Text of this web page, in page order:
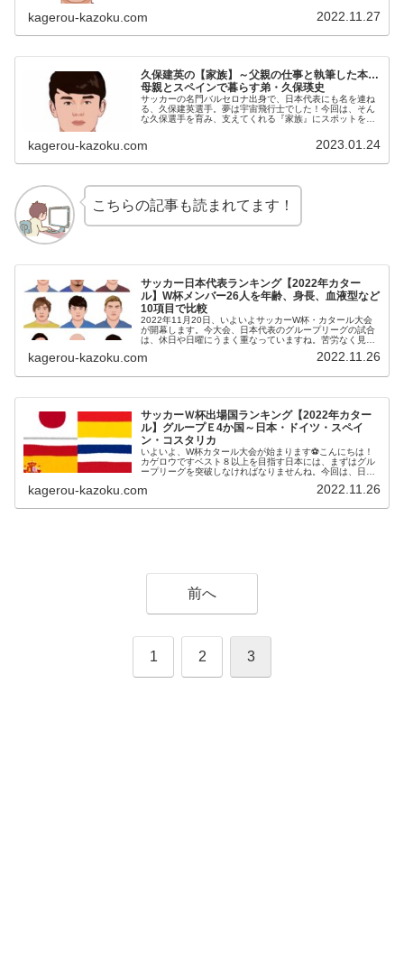
kagerou-kazoku.com 2022.11.27
久保建英の【家族】～父親の仕事と執筆した本…
母親とスペインで暮らす弟・久保瑛史
サッカーの名門バルセロナ出身で、日本代表にも名を連ね
る、久保建英選手。夢は宇宙飛行士でした！今回は、そん
な久保選手を育み、支えてくれる『家族』にスポットを当
kagerou-kazoku.com 2023.01.24
こちらの記事も読まれてます！
サッカー日本代表ランキング【2022年カター
ル】W杯メンバー26人を年齢、身長、血液型など
10項目で比較
2022年11月20日、いよいよサッカーW杯・カタール大会
が開幕します。今大会、日本代表のグループリーグの試合
は、休日や日曜にうまく重なっていますね。苦労なく見れ
代表メンバー26人のランキ...
kagerou-kazoku.com 2022.11.26
サッカーＷ杯出場国ランキング【2022年カター
ル】グループＥ4か国～日本・ドイツ・スペイ
ン・コスタリカ
いよいよ、W杯カタール大会が始まります⚽こんにちは！
カゲロウですベスト８以上を目指す日本には、まずはグル
ープリーグを突破しなければなりませんね。今回は、日本
コスタリカ）の実力を、ランキング...
kagerou-kazoku.com 2022.11.26
前へ
1 2 3